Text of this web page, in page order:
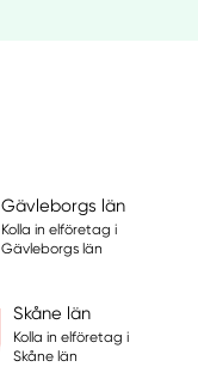
Gävleborgs län
Kolla in elföretag i
Gävleborgs län
Skåne län
Kolla in elföretag i
Skåne län